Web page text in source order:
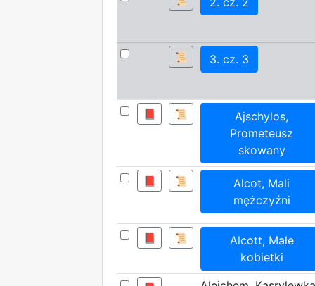
📜 3. cz. 3
📕 📜
Ajschylos,
Prometeusz
skowany
📕 📜
Alcot, Mali
mężczyźni
📕 📜
Alcott, Małe
kobietki